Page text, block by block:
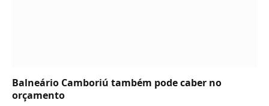
Balneário Camboriú também pode caber no
orçamento